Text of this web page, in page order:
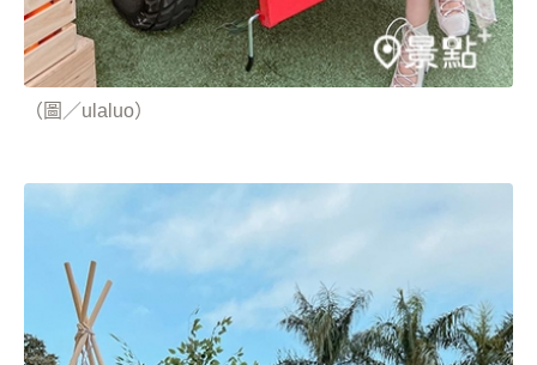
（圖／ulaluo）